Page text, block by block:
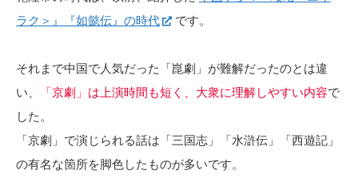
ラク＞』『如懿伝』の時代
です。
それまで中国で人気だった「崑劇」が難解だったのとは違
い、
「京劇」は上演時間も短く、大衆に理解しやすい内容で
した。
「京劇」で演じられる話は「三国志」「水滸伝」「西遊記」
の有名な箇所を脚色したものが多いです。